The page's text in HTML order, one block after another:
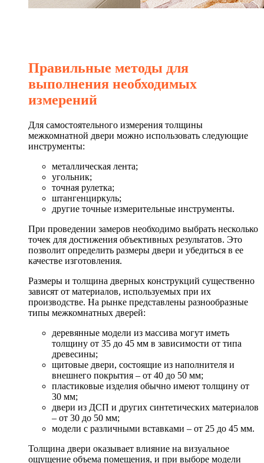
Правильные методы для
выполнения необходимых
измерений
Для самостоятельного измерения толщины
межкомнатной двери можно использовать следующие
инструменты:
металлическая лента;
угольник;
точная рулетка;
штангенциркуль;
другие точные измерительные инструменты.
При проведении замеров необходимо выбрать несколько
точек для достижения объективных результатов. Это
позволит определить размеры двери и убедиться в ее
качестве изготовления.
Размеры и толщина дверных конструкций существенно
зависят от материалов, используемых при их
производстве. На рынке представлены разнообразные
типы межкомнатных дверей:
деревянные модели из массива могут иметь
толщину от 35 до 45 мм в зависимости от типа
древесины;
щитовые двери, состоящие из наполнителя и
внешнего покрытия – от 40 до 50 мм;
пластиковые изделия обычно имеют толщину от
30 мм;
двери из ДСП и других синтетических материалов
– от 30 до 50 мм;
модели с различными вставками – от 25 до 45 мм.
Толщина двери оказывает влияние на визуальное
ощущение объема помещения, и при выборе модели